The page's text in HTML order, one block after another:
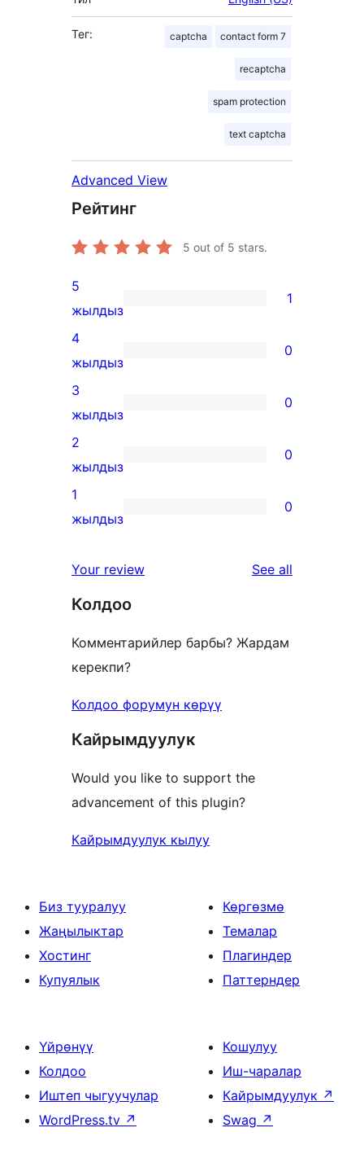
Тег: captcha contact form 7
recaptcha
spam protection
text captcha
Advanced View
Рейтинг
5 out of 5 stars.
1
5-
star
review
5
жылдыз
1
0
4-
star
reviews
4
жылдыз
0
0
3-
star
reviews
3
жылдыз
0
0
2-
star
2
жылдыз
0
0
star
1
жылдыз
0
Your review See all
Колдоо
Комментарийлер барбы? Жардам
керекпи?
Колдоо форумун көрүү
Кайрымдуулук
Would you like to support the
advancement of this plugin?
Кайрымдуулук кылуу
Биз тууралуу
Жаңылыктар
Хостинг
Купуялык
Көргөзмө
Темалар
Плагиндер
Паттерндер
Үйрөнүү
Колдоо
Иштеп чыгуучулар
WordPress.tv ↗
Кошулуу
Иш-чаралар
Кайрымдуулук ↗
Swag ↗